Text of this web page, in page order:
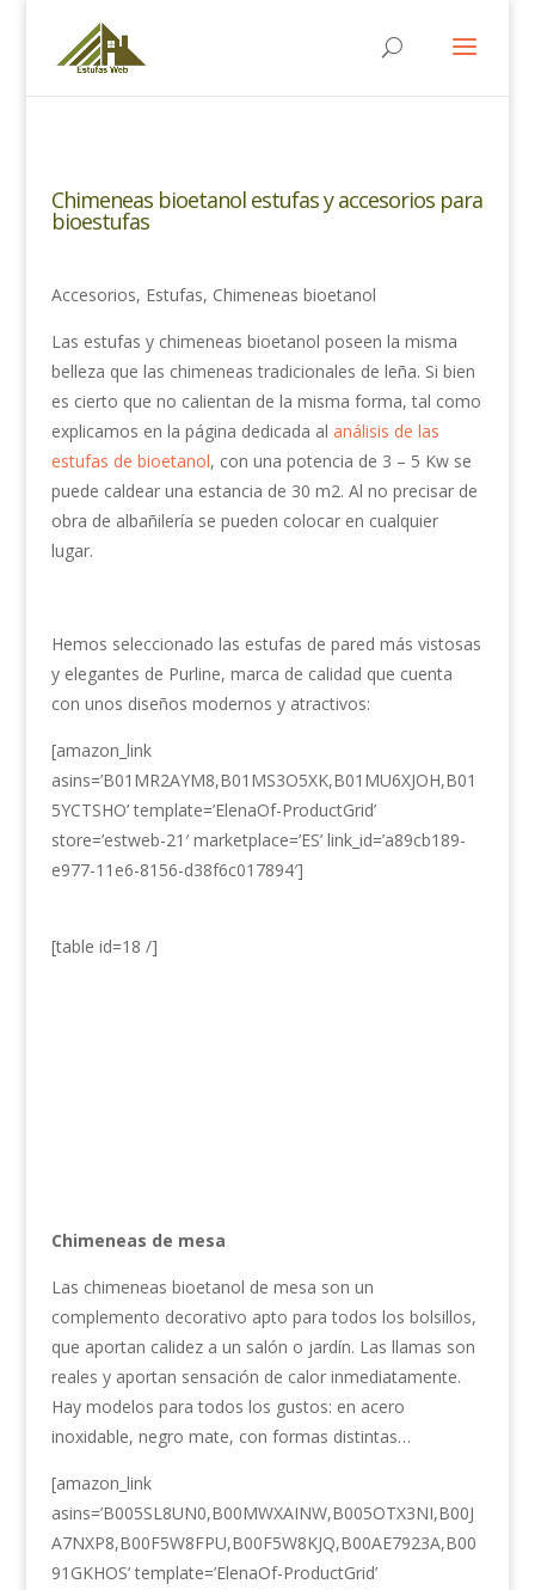
Chimeneas bioetanol estufas y accesorios para
bioestufas
Accesorios, Estufas, Chimeneas bioetanol
Las estufas y chimeneas bioetanol poseen la misma
belleza que las chimeneas tradicionales de leña. Si bien
es cierto que no calientan de la misma forma, tal como
explicamos en la página dedicada al análisis de las
estufas de bioetanol, con una potencia de 3 – 5 Kw se
puede caldear una estancia de 30 m2. Al no precisar de
obra de albañilería se pueden colocar en cualquier
lugar.
Hemos seleccionado las estufas de pared más vistosas
y elegantes de Purline, marca de calidad que cuenta
con unos diseños modernos y atractivos:
[amazon_link
asins=’B01MR2AYM8,B01MS3O5XK,B01MU6XJOH,B01
5YCTSHO’ template=’ElenaOf-ProductGrid’
store=’estweb-21′ marketplace=’ES’ link_id=’a89cb189-
e977-11e6-8156-d38f6c017894′]
[table id=18 /]
Chimeneas de mesa
Las chimeneas bioetanol de mesa son un
complemento decorativo apto para todos los bolsillos,
que aportan calidez a un salón o jardín. Las llamas son
reales y aportan sensación de calor inmediatamente.
Hay modelos para todos los gustos: en acero
inoxidable, negro mate, con formas distintas…
[amazon_link
asins=’B005SL8UN0,B00MWXAINW,B005OTX3NI,B00J
A7NXP8,B00F5W8FPU,B00F5W8KJQ,B00AE7923A,B00
91GKHOS’ template=’ElenaOf-ProductGrid’